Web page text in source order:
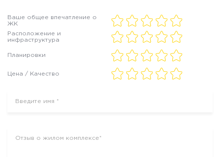
Ваше общее впечатление о
ЖК
Расположение и
инфраструктура
Планировки
Цена / Качество